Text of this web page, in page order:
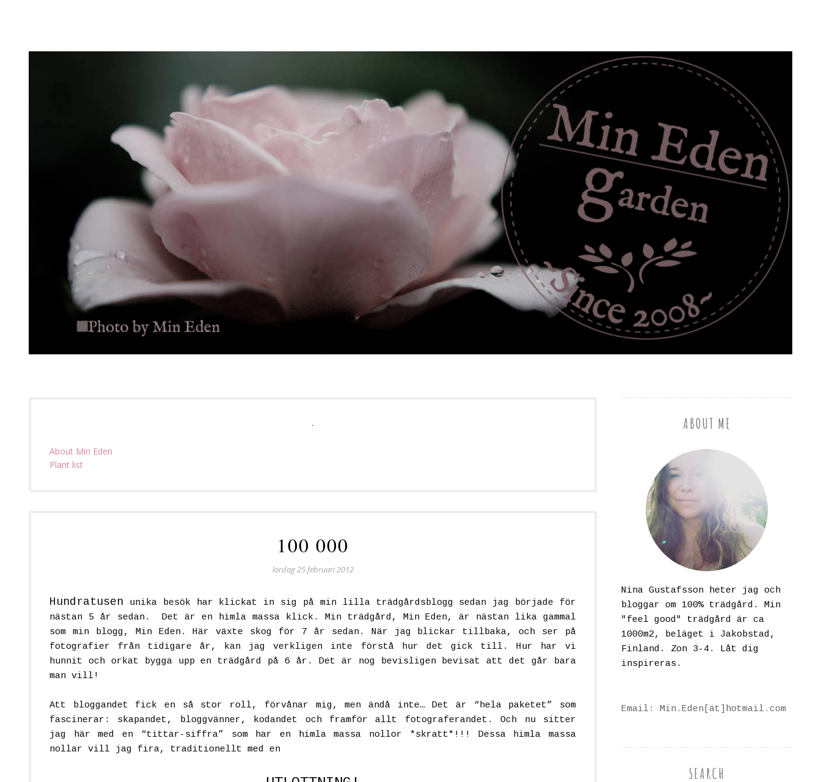
About Min Eden
Plant list
100 000
lördag 25 februari 2012
Hundratusen unika besök har klickat in sig på min lilla trädgårdsblogg sedan jag började för
nästan 5 år sedan. Det är en himla massa klick. Min trädgård, Min Eden, är nästan lika gammal
som min blogg, Min Eden. Här växte skog för 7 år sedan. När jag blickar tillbaka, och ser på
fotografier från tidigare år, kan jag verkligen inte förstå hur det gick till. Hur har vi
hunnit och orkat bygga upp en trädgård på 6 år. Det är nog bevisligen bevisat att det går bara
man vill!
Att bloggandet fick en så stor roll, förvånar mig, men ändå inte… Det är “hela paketet” som
fascinerar: skapandet, bloggvänner, kodandet och framför allt fotograferandet. Och nu sitter
jag här med en “tittar-siffra” som har en himla massa nollor *skratt* !!! Dessa himla massa
nollar vill jag fira, traditionellt med en
ABOUT ME
Nina Gustafsson heter jag och
bloggar om 100% trädgård. Min
"feel good" trädgård är ca
1000m2, beläget i Jakobstad,
Finland. Zon 3-4. Låt dig
inspireras.
Email: Min.Eden[ät]hotmail.com
SEARCH